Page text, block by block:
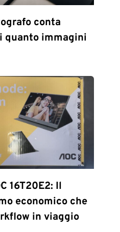
conta
quanto immagini
16T20E2: Il
economico che
in viaggio